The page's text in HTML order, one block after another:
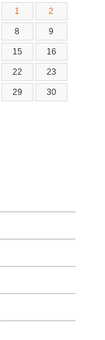
1 2
8 9
15 16
22 23
29 30